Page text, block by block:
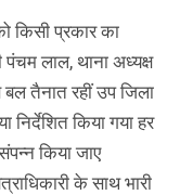
किसी प्रकार का
पंचम लाल, थाना अध्यक्ष
तैनात रहीं उप जिला
निर्देशित किया गया हर
किया जाए
के साथ भारी